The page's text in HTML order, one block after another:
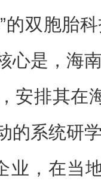
的双胞胎
心是，海
安排其在
的系统研
业，在当